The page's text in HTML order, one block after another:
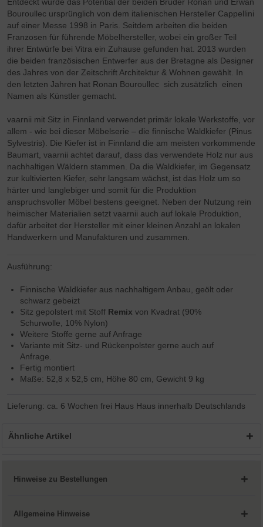
Entdeckt wurde das Potential der beiden Brüder Ronan und Erwan
Bouroullec ursprünglich von dem italienischen Hersteller Cappellini
auf einer Messe 1998 in Paris. Seitdem arbeiten die beiden
Franzosen für führende Möbelhersteller, wobei ein großer Teil
ihrer Entwürfe bei Vitra ein Zuhause gefunden hat. 2013 wurden
die beiden französischen Entwerfer aus der Bretagne als Designer
des Jahres von der Zeitschrift Architektur & Wohnen gewählt. In
den letzten Jahren hat Ronan Bouroullec sich zusätzlich einen
Namen als Künstler gemacht.
vaarnii mit Sitz in Finnland verwendet primär lokale Werkstoffe, vor
allem - wie bei dieser Möbelserie – die finnische Waldkiefer (Pinus
Sylvestris). Die Kiefer ist in Finnland die am meisten vorkommende
Baumart, vaarnii achtet darauf, dass das verwendete Holz nur aus
nachhaltigen Wäldern stammen. Da die Waldkiefer, im Gegensatz
zur kultivierten Kiefer, sehr langsam wächst, ist das Holz um so
härter und langlebiger und somit für die Produktion
anspruchsvoller Möbel bestens geeignet. Neben der Nutzung rein
heimischer Materialien setzt vaarnii auch auf lokale Produktion,
dafür arbeitet der Hersteller mit einer kleinen Anzahl an lokalen
Handwerkern und Manufakturen und zusammen.
Ausführung:
Finnische Waldkiefer aus nachhaltigem Anbau, geölt oder
schwarz gebeizt
Sitz gepolstert mit Stoff Remix von Kvadrat (90%
Schurwolle, 10% Nylon)
Weitere Stoffe gerne auf Anfrage
Variante mit Sitz- und Rückenpolster gerne auch auf
Anfrage.
Fertig montiert
Maße: 52,8 x 52,5 cm, Höhe 80 cm, Gewicht 9 kg
Lieferung: ca. 6 Wochen frei Haus Haus innerhalb Deutschlands
Ähnliche Artikel
Hinweise zu Bestellungen
Allgemeine Hinweise
Aktiv